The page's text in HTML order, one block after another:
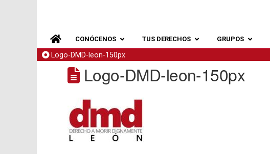
CONÓCENOS TUS DERECHOS GRUPOS
Logo-DMD-leon-150px
Logo-DMD-leon-150px